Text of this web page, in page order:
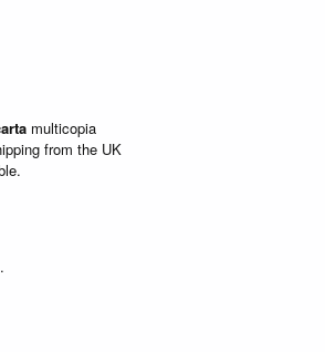
multicopia
from the UK